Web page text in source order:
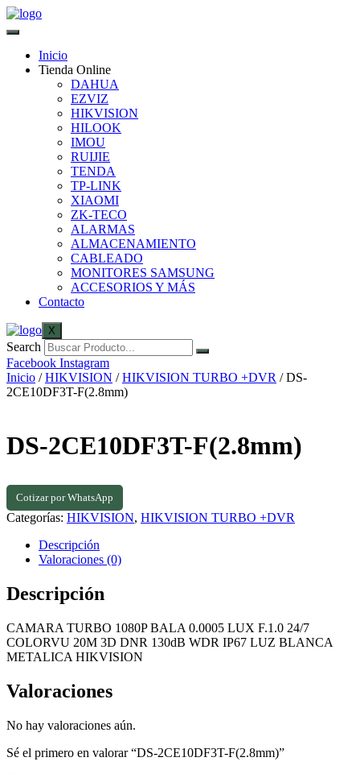
Inicio
Tienda Online
DAHUA
EZVIZ
HIKVISION
HILOOK
IMOU
RUIJIE
TENDA
TP-LINK
XIAOMI
ZK-TECO
ALARMAS
ALMACENAMIENTO
CABLEADO
MONITORES SAMSUNG
ACCESORIOS Y MÁS
Contacto
X
Search
Facebook Instagram
Inicio /HIKVISION /HIKVISION TURBO +DVR / DS-
2CE10DF3T-F(2.8mm)
DS-2CE10DF3T-F(2.8mm)
Cotizar por WhatsApp
Categorías: HIKVISION, HIKVISION TURBO +DVR
Descripción
Valoraciones (0)
Descripción
CAMARA TURBO 1080P BALA 0.0005 LUX F.1.0 24/7
COLORVU 20M 3D DNR 130dB WDR IP67 LUZ BLANCA
METALICA HIKVISION
Valoraciones
No hay valoraciones aún.
Sé el primero en valorar “DS-2CE10DF3T-F(2.8mm)”